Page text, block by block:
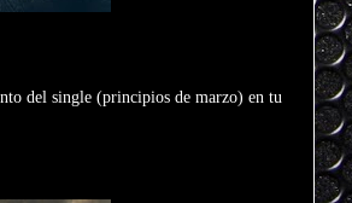
del single (principios de marzo) en tu